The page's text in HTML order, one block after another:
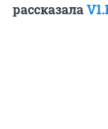
рассказала